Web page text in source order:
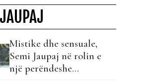
Mistike dhe sensuale,
Semi Jaupaj në rolin e
një perëndeshe